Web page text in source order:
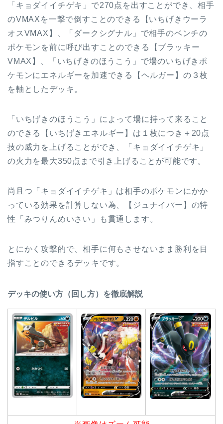
「キョダイイチゲキ」で270点を出すことができ、相手
のVMAXを一撃で倒すことのできる【いちげきウーラ
オスVMAX】、「ダークシグナル」で相手のベンチの
ポケモンを前に呼び出すことのできる【ブラッキー
VMAX】、「いちげきのほうこう」で場のいちげきポ
ケモンにエネルギーを加速できる【ヘルガー】の３枚
を軸としたデッキ。
「いちげきのほうこう」によって場に持って来ること
のできる【いちげきエネルギー】は１枚につき＋20点
技の威力を上げることができ、「キョダイイチゲキ」
の火力を最大350点まで引き上げることが可能です。
尚且つ「キョダイイチゲキ」は相手のポケモンにかか
っている効果を計算しない為、【ジュナイパー】の特
性「みつりんめいさい」も貫通します。
とにかく攻撃的で、相手に何もさせないまま勝利を目
指すことのできるデッキです。
デッキの使い方（回し方）を徹底解説